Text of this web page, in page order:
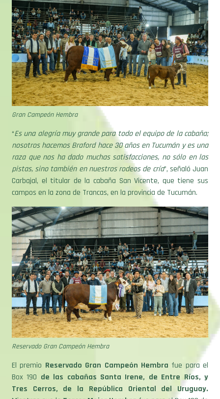
Gran Campeón Hembra
“Es una alegría muy grande para todo el equipo de la cabaña;
nosotros hacemos Braford hace 30 años en Tucumán y es una
raza que nos ha dado muchas satisfacciones, no sólo en las
pistas, sino también en nuestros rodeos de cría”, señaló Juan
Carbajal, el titular de la cabaña San Vicente, que tiene sus
campos en la zona de Trancas, en la provincia de Tucumán.
Reservado Gran Campeón Hembra
El premioReservado Gran Campeón Hembra
fue para el
Box 190de las cabañas Santa Irene, de Entre Ríos, y
Tres Cerros, de la República Oriental del Uruguay.
Mientras que la Tercer Mejor Hembrafue para el Box 138 de
lacabaña El Amargo, de la provincia de Santa Fe.